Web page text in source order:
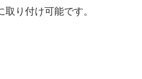
り付け可能です。